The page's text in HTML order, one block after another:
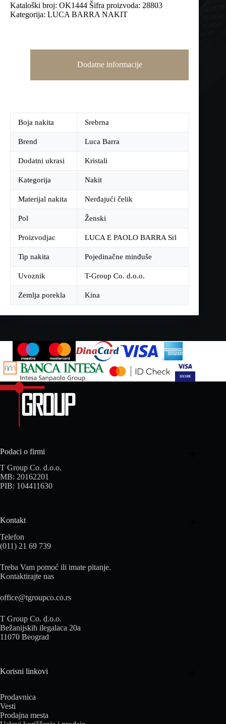
Kataloški broj: OK1444 Šifra proizvoda: 28803
Kategorija: LUCA BARRA NAKIT
Dodatne informacije
Boja nakita Srebrna
Brend Luca Barra
Dodatni ukrasi Kristali
Kategorija Nakit
Materijal nakita Nerđajući čelik
Pol Ženski
Proizvodjac LUCA E PAOLO BARRA Srl
Tip nakita Pojedinačne minđuše
Uvoznik T-Group Co. d.o.o.
Zemlja porekla Kina
Podaci o firmi
T Group Co. d.o.o.
MB: 20162201
PIB: 104411630
Kontakt
Telefon
(011) 21 69 739
Treba Vam pomoć ili imate pitanje.
Kontaktirajte nas
office@tgroupco.co.rs
T Group Co. d.o.o.
Bežanijskih ilegalaca 20a
11070 Beograd
Korisni linkovi
Prodavnica
Vesti
Prodajna mesta